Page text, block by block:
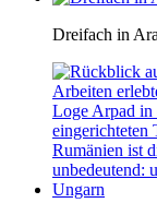
Dreifach in